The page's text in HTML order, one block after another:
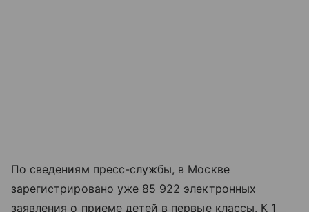
По сведениям пресс-службы, в Москве
зарегистрировано уже 85 922 электронных
заявления о приеме детей в первые классы. К 1